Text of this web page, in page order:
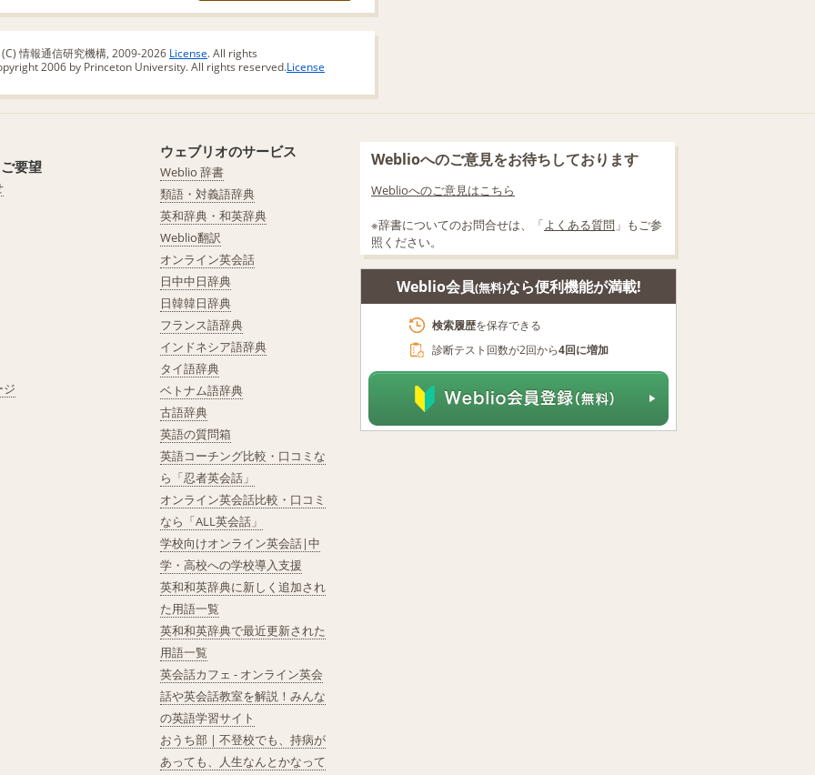
情報通信研究機構, 2009-2026 License. All rights
2006 by Princeton University. All rights reserved.License
要望
ジ
ウェブリオのサービス
Weblio 辞書
類語・対義語辞典
英和辞典・和英辞典
Weblio翻訳
オンライン英会話
日中中日辞典
日韓韓日辞典
フランス語辞典
インドネシア語辞典
タイ語辞典
ベトナム語辞典
古語辞典
英語の質問箱
英語コーチング比較・口コミな
ら「忍者英会話」
オンライン英会話比較・口コミ
なら「ALL英会話」
学校向けオンライン英会話|中
学・高校への学校導入支援
英和和英辞典に新しく追加され
た用語一覧
英和和英辞典で最近更新された
用語一覧
英会話カフェ - オンライン英会
話や英会話教室を解説！みんな
の英語学習サイト
おうち部 | 不登校でも、持病が
あっても、人生なんとかなって
Weblioへのご意見をお待ちしております
Weblioへのご意見はこちら
※辞書についてのお問合せは、「よくある質問 」もご参
照ください。
Weblio会員(無料)なら便利機能が満載!
検索履歴を保存できる
診断テスト回数が2回から4回に増加